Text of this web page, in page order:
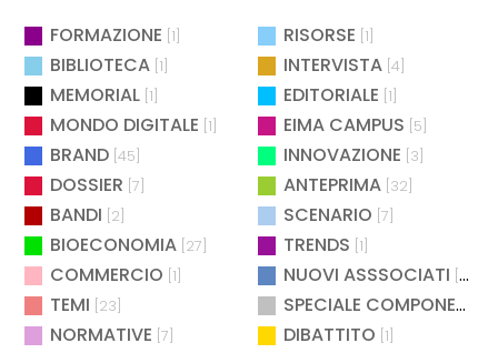
FORMAZIONE [1] RISORSE [1]
BIBLIOTECA [1] INTERVISTA [4]
MEMORIAL [1] EDITORIALE [1]
MONDO DIGITALE [1] EIMA CAMPUS [5]
BRAND [45] INNOVAZIONE [3]
DOSSIER [7] ANTEPRIMA [32]
BANDI [2] SCENARIO [7]
BIOECONOMIA [27] TRENDS [1]
COMMERCIO [1] NUOVI ASSSOCIATI [15]
TEMI [23]
SPECIALE COMPONENTISTICA
NORMATIVE [7] DIBATTITO [1]